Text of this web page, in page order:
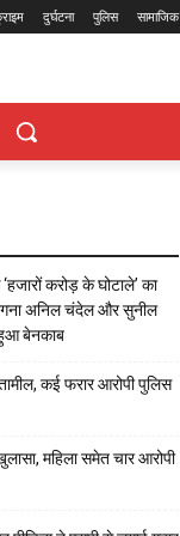
दुर्घटना पुलिस सामाजिक
करोड़ के घोटाले’ का
अनिल चंदेल और सुनील
हुआ बेनकाब
कई फरार आरोपी पुलिस
महिला समेत चार आरोपी